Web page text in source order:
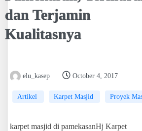
dan Terjamin
Kualitasnya
elu_kasep October 4, 2017
Artikel Karpet Masjid Proyek
karpet masjid di pamekasanHj Karpet